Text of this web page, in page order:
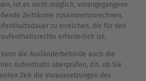
ist es nicht möglich, vorangegangene
Zeiträume zusammenzurechnen,
zu erreichen, die für den
erforderlich ist.
die Ausländerbehörde auch die
Aufenthalts überprüfen, d.h. ob Sie
Zeit die Voraussetzungen des